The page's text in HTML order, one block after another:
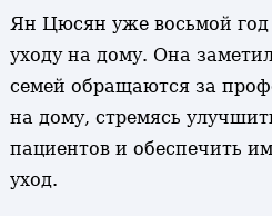
Ян Цюсян уже восьмой год
уходу на дому. Она
семей обращаются за
на дому, стремясь
пациентов и обеспечить
уход.